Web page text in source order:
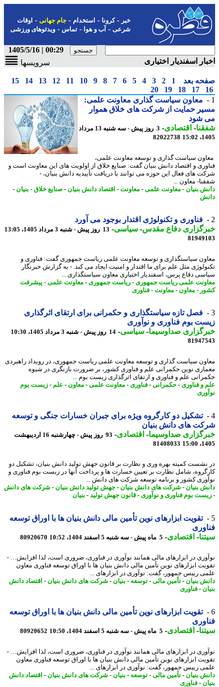
-کرونا-استخدام- جام جهانی-اوقات
شرعی-آب و هوا-تماس-ویدئوهای ورزشی
00:29 | 1405/5/16
اسفندیار اختیاری
سرویسها
بعد 1
2
3
4
5
6
7
8
9
10
11
12
13
14
15
17
18
19
20
معاون سیاست گذاری معاونت علمی:
حمایت از شرکت های خلاق هموار
شود
-اقتصادی-
3 روز پیش - سه شنبه 13 مرداد
82022738
سیاست گذاری و توسعه معاونت علمی،
و اقتصاد دانش بنیان گفت: صنایع خلاق از اولویت های این معاونت است و
های فعال این حوزه می توانند با دریافت تأییدیه دانش بنیان، -
معاون ...
بنیان-معاونت علمی-معاونت-اقتصاد دانش بنیان-صنایع خلاق-بنیان-
فناوری و تکنولوژی اقتدار بوجود می آورد
دفاع مقدس-سیاسی-13 روز پیش - شنبه 3 مرداد 1405، 13:05
سیاستگذاری و توسعه معاونت علمی ریاست جمهوری گفت: فناوری و
مثل علم برای ما اقتدار و امنیت ایجاد می کند. - به گزارش خبرنگار
دفاع پرس، اسفندیار اختیاری معاون سیاستگذاری ...
علمی ریاست جمهوری- ریاست جمهوری- معاونت علمی-پیشرفت
-معاون-معاونت-فناوری
فصل تازه سیاستگذاری و حکمرانی برای ارتقای اثرگذاری
بوم فناوری و نوآوری
صداوسیما-سیاسی-14 روز پیش - شنبه 3 مرداد 1405، 10:30
سیاست گذاری و توسعه معاونت علمی ریاست جمهوری، در رویداد راهبردی
نوین حکمرانی علم و فناوری کشور، بر ضرورت بازنگری در شیوه
علم و فناوری و ارتقای اثرگذاری زیست بوم ...
و فناوری- حکمرانی- فناوری- معاونت علمی-معاون-علم -زیست بوم
تشکیل دو کارگروه ویژه برای جبران خسارات جنگی و توسعه
های دانش بنیان
صداوسیما-اقتصادی-
93 روز پیش - چهارشنبه 16 اردیبهشت
81408033
کمیته بهره وری و نظارت بر قانون جهش تولید دانش بنیان، تشکیل دو
شامل نظارت بر تعیین خسارت ها و پرداخت آنها در زیست بوم فناوری و
کشور و برنامه توسعه شرکت های دانش ...
بنیان-شرکت های دانش بنیان-جهش تولید دانش بنیان-شرکت های دانش
بوم فناوری و نوآوری - قانون جهش تولید-بنیان
تقویت ابزارهای نوین تأمین مالی دانش بنیان ها با اوراق توسعه
-اقتصادی-5 ماه پیش - سه شنبه 5 اسفند 1404، 10:52 80920670
در ابزارهای مالی همانند نوآوری در فناوری، ضروری است، لذا افزایش… -
ابزارهای نوین تأمین مالی دانش بنیان ها با اوراق توسعه فناوری معاون
رییس جمهور، گفت: نوآوری در ابزارهای ...
بنیان-تأمین مالی-توسعه-بنیان-شرکت های دانش بنیان-اقتصاد دانش
-فناوری
تقویت ابزارهای نوین تأمین مالی دانش بنیان ها با اوراق توسعه
-اقتصادی-5 ماه پیش - سه شنبه 5 اسفند 1404، 10:50 80920652
در ابزارهای مالی همانند نوآوری در فناوری، ضروری است، لذا افزایش… -
ابزارهای نوین تأمین مالی دانش بنیان ها با اوراق توسعه فناوری معاون
رییس جمهور، گفت: نوآوری در ابزارهای ...
بنیان-تأمین مالی-توسعه-بنیان-شرکت های دانش بنیان-اقتصاد دانش
-فناوری